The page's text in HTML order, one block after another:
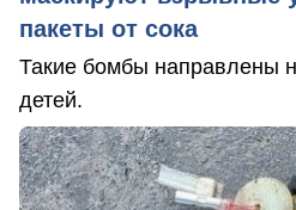
пакеты от сока
Такие бомбы направлены
детей.